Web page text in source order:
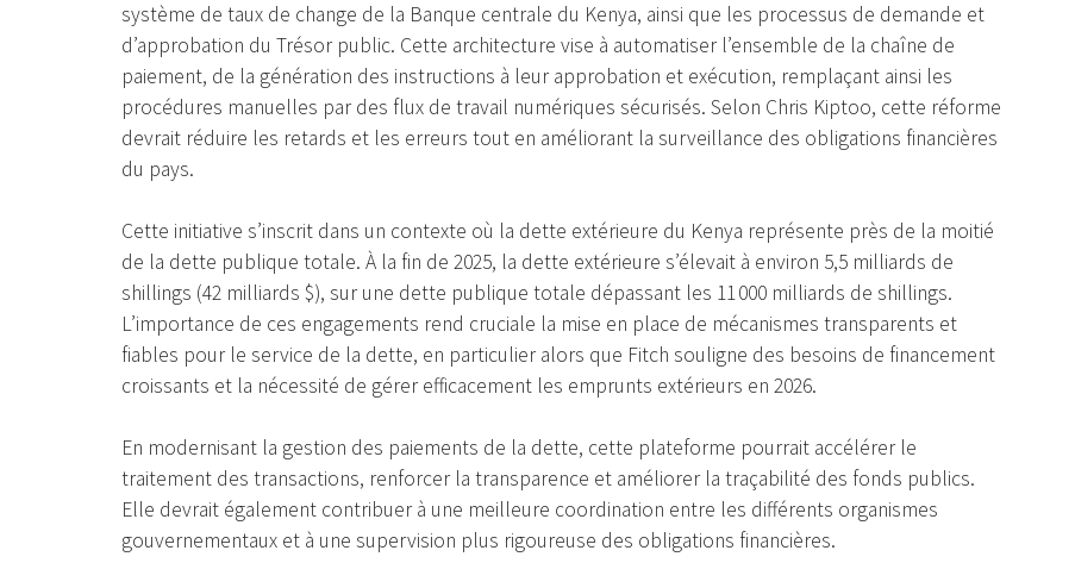
système de taux de change de la Banque centrale du Kenya, ainsi que les processus de demande et
d’approbation du Trésor public. Cette architecture vise à automatiser l’ensemble de la chaîne de
paiement, de la génération des instructions à leur approbation et exécution, remplaçant ainsi les
procédures manuelles par des flux de travail numériques sécurisés. Selon Chris Kiptoo, cette réforme
devrait réduire les retards et les erreurs tout en améliorant la surveillance des obligations financières
du pays.
Cette initiative s’inscrit dans un contexte où la dette extérieure du Kenya représente près de la moitié
de la dette publique totale. À la fin de 2025, la dette extérieure s’élevait à environ 5,5 milliards de
shillings (42 milliards $), sur une dette publique totale dépassant les 11 000 milliards de shillings.
L’importance de ces engagements rend cruciale la mise en place de mécanismes transparents et
fiables pour le service de la dette, en particulier alors que Fitch souligne des besoins de financement
croissants et la nécessité de gérer efficacement les emprunts extérieurs en 2026.
En modernisant la gestion des paiements de la dette, cette plateforme pourrait accélérer le
traitement des transactions, renforcer la transparence et améliorer la traçabilité des fonds publics.
Elle devrait également contribuer à une meilleure coordination entre les différents organismes
gouvernementaux et à une supervision plus rigoureuse des obligations financières.